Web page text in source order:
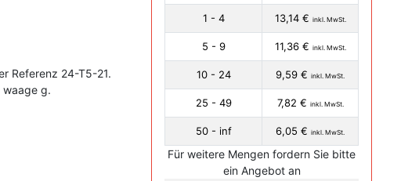
Referenz 24-T5-21.
waage g.
1 - 4 13,14 € inkl. MwSt.
5 - 9 11,36 € inkl. MwSt.
10 - 24 9,59 € inkl. MwSt.
25 - 49 7,82 € inkl. MwSt.
50 - inf 6,05 € inkl. MwSt.
Für weitere Mengen fordern Sie bitte
ein Angebot an